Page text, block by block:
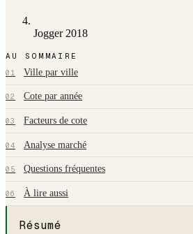
Jogger 2018
AU SOMMAIRE
01 Ville par ville
02 Cote par année
03 Facteurs de cote
04 Analyse marché
05 Questions fréquentes
06 À lire aussi
Résumé